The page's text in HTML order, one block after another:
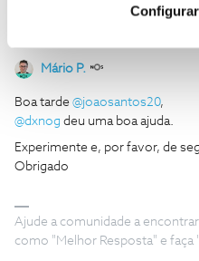
Mário P.
Boa tarde @joaosantos20,
@dxnog deu uma boa ajuda.
Experimente e, por favor, de
Obrigado
Ajude a comunidade a
como "Melhor Resposta" e